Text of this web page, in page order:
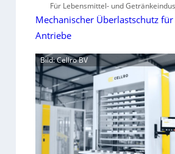
Für Lebensmittel- und
Mechanischer Überlastschutz
Antriebe
Bild: Cellro BV